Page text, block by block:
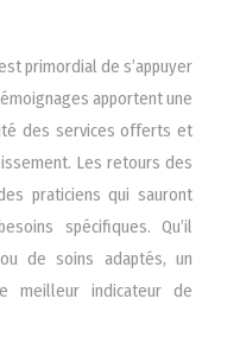
primordial de s’appuyer
apportent une
des services offerts et
Les retours des
praticiens qui sauront
spécifiques. Qu’il
de soins adaptés, un
meilleur indicateur de